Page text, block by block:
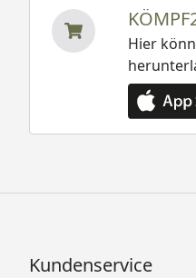
Hier
Kundenservice